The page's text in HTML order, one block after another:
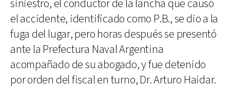
siniestro, el conductor de la lancha que causó
el accidente, identificado como P.B., se dio a la
fuga del lugar, pero horas después se presentó
ante la Prefectura Naval Argentina
acompañado de su abogado, y fue detenido
por orden del fiscal en turno, Dr. Arturo Haidar.